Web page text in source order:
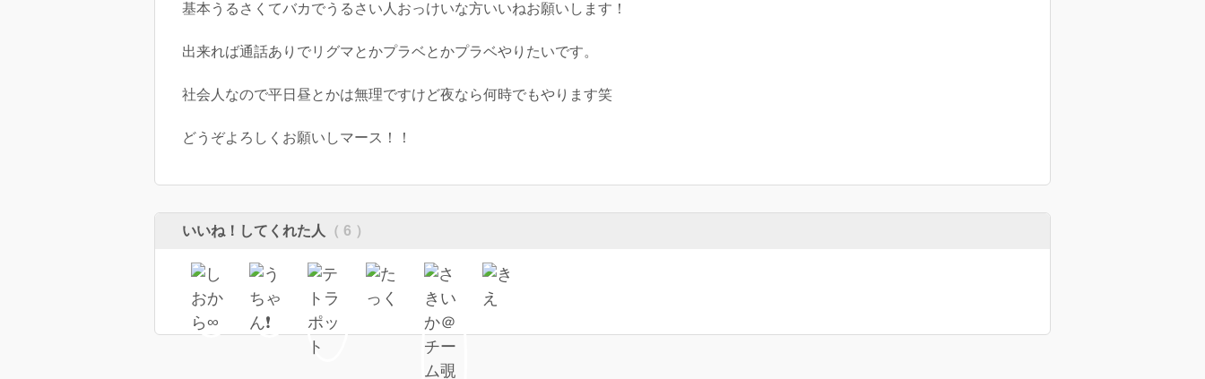
基本うるさくてバカでうるさい人おっけいな方いいねお願いします！
出来れば通話ありでリグマとかプラベとかプラベやりたいです。
社会人なので平日昼とかは無理ですけど夜なら何時でもやります笑
どうぞよろしくお願いしマース！！
いいね！してくれた人 （ 6 ）